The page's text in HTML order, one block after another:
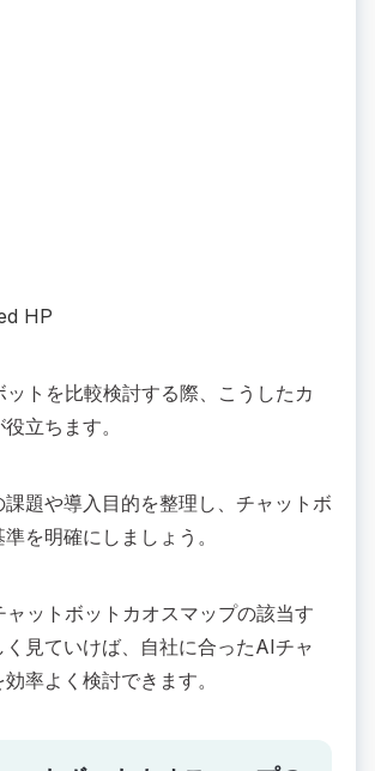
HP
トを比較検討する際、こうしたカ
立ちます。
課題や導入目的を整理し、チャットボ
を明確にしましょう。
ットボットカオスマップの該当す
く見ていけば、自社に合ったAIチャ
率よく検討できます。